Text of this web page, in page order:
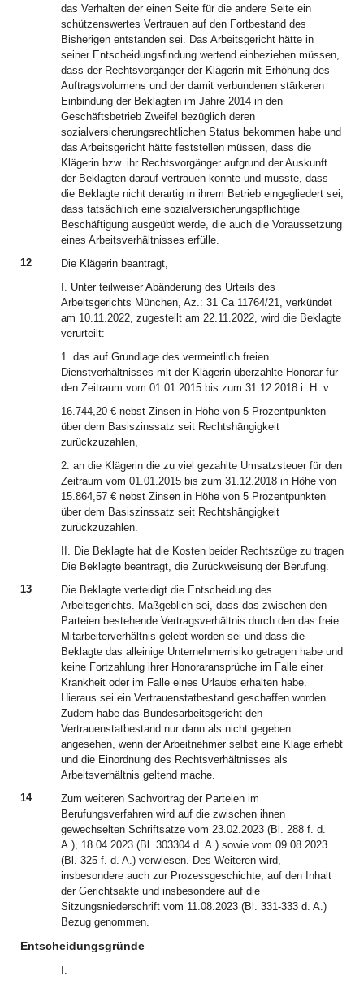
das Verhalten der einen Seite für die andere Seite ein
schützenswertes Vertrauen auf den Fortbestand des
Bisherigen entstanden sei. Das Arbeitsgericht hätte in
seiner Entscheidungsfindung wertend einbeziehen müssen,
dass der Rechtsvorgänger der Klägerin mit Erhöhung des
Auftragsvolumens und der damit verbundenen stärkeren
Einbindung der Beklagten im Jahre 2014 in den
Geschäftsbetrieb Zweifel bezüglich deren
sozialversicherungsrechtlichen Status bekommen habe und
das Arbeitsgericht hätte feststellen müssen, dass die
Klägerin bzw. ihr Rechtsvorgänger aufgrund der Auskunft
der Beklagten darauf vertrauen konnte und musste, dass
die Beklagte nicht derartig in ihrem Betrieb eingegliedert sei,
dass tatsächlich eine sozialversicherungspflichtige
Beschäftigung ausgeübt werde, die auch die Voraussetzung
eines Arbeitsverhältnisses erfülle.
12
Die Klägerin beantragt,
I. Unter teilweiser Abänderung des Urteils des
Arbeitsgerichts München, Az.: 31 Ca 11764/21, verkündet
am 10.11.2022, zugestellt am 22.11.2022, wird die Beklagte
verurteilt:
1. das auf Grundlage des vermeintlich freien
Dienstverhältnisses mit der Klägerin überzahlte Honorar für
den Zeitraum vom 01.01.2015 bis zum 31.12.2018 i. H. v.
16.744,20 € nebst Zinsen in Höhe von 5 Prozentpunkten
über dem Basiszinssatz seit Rechtshängigkeit
zurückzuzahlen,
2. an die Klägerin die zu viel gezahlte Umsatzsteuer für den
Zeitraum vom 01.01.2015 bis zum 31.12.2018 in Höhe von
15.864,57 € nebst Zinsen in Höhe von 5 Prozentpunkten
über dem Basiszinssatz seit Rechtshängigkeit
zurückzuzahlen.
II. Die Beklagte hat die Kosten beider Rechtszüge zu tragen
Die Beklagte beantragt, die Zurückweisung der Berufung.
13
Die Beklagte verteidigt die Entscheidung des
Arbeitsgerichts. Maßgeblich sei, dass das zwischen den
Parteien bestehende Vertragsverhältnis durch den das freie
Mitarbeiterverhältnis gelebt worden sei und dass die
Beklagte das alleinige Unternehmerrisiko getragen habe und
keine Fortzahlung ihrer Honoraransprüche im Falle einer
Krankheit oder im Falle eines Urlaubs erhalten habe.
Hieraus sei ein Vertrauenstatbestand geschaffen worden.
Zudem habe das Bundesarbeitsgericht den
Vertrauenstatbestand nur dann als nicht gegeben
angesehen, wenn der Arbeitnehmer selbst eine Klage erhebt
und die Einordnung des Rechtsverhältnisses als
Arbeitsverhältnis geltend mache.
14
Zum weiteren Sachvortrag der Parteien im
Berufungsverfahren wird auf die zwischen ihnen
gewechselten Schriftsätze vom 23.02.2023 (Bl. 288 f. d.
A.), 18.04.2023 (Bl. 303304 d. A.) sowie vom 09.08.2023
(Bl. 325 f. d. A.) verwiesen. Des Weiteren wird,
insbesondere auch zur Prozessgeschichte, auf den Inhalt
der Gerichtsakte und insbesondere auf die
Sitzungsniederschrift vom 11.08.2023 (Bl. 331-333 d. A.)
Bezug genommen.
Entscheidungsgründe
I.